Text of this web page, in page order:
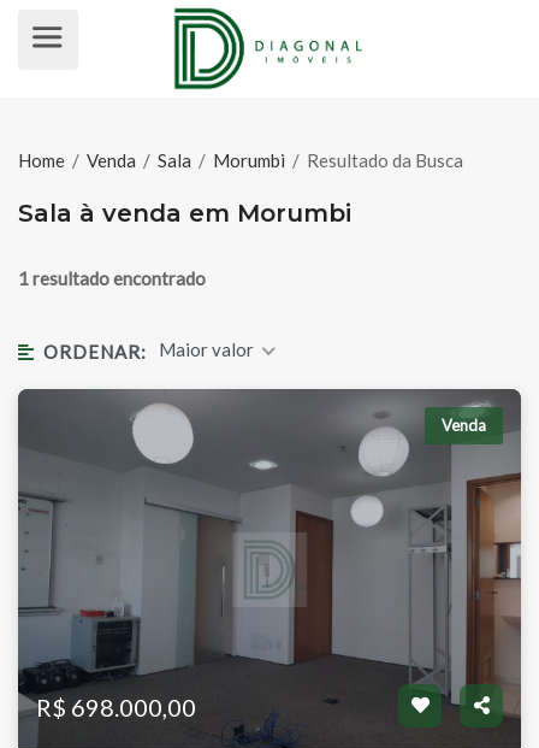
Home / Venda / Sala / Morumbi / Resultado da Busca
Sala à venda em Morumbi
1 resultado encontrado
ORDENAR: Maior valor
Venda
R$ 698.000,00